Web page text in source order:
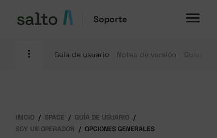
Soporte
Guía de usuario Notas de versión Guías
INICIO SPACE
GUÍA DE USUARIO
SOY UN OPERADOR
OPCIONES GENERALES